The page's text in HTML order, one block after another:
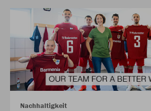
Nachhaltigkeit